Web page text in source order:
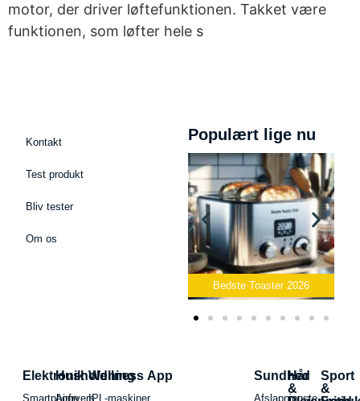
motor, der driver løftefunktionen. Takket være
funktionen, som løfter hele s
Kontakt
Test produkt
Bliv tester
Om os
Populært lige nu
Bedste Toaster 2026
Elektronik
Smartphone
Husholdning
Airfryers
Wellness App
IPL-maskiner
Sundhed
Afslapningste
Hår
&
Sport
&